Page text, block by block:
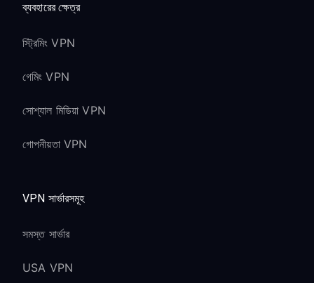
ব্যবহারের ক্ষেত্র
স্ট্রিমিং VPN
গেমিং VPN
সোশ্যাল মিডিয়া VPN
গোপনীয়তা VPN
VPN সার্ভারসমূহ
সমস্ত সার্ভার
USA VPN